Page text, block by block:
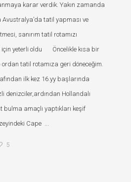
karar verdik. Yakın zamanda
Avustralya’da tatil yapması ve
sanırım tatil rotamızı
için yeterli oldu Öncelikle kısa bir
tatil rotamıza geri döneceğim.
ilk kez 16.yy başlarında
denizciler,ardından Hollandalı
bulma amaçlı yaptıkları keşif
Cape ...
5